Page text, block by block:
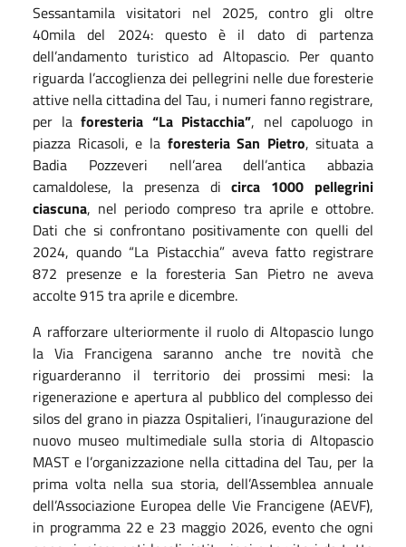
Sessantamila visitatori nel 2025, contro gli oltre
40mila del 2024: questo è il dato di partenza
dell’andamento turistico ad Altopascio. Per quanto
riguarda l’accoglienza dei pellegrini nelle due foresterie
attive nella cittadina del Tau, i numeri fanno registrare,
per laforesteria “La Pistacchia”, nel capoluogo in
piazza Ricasoli, e la foresteria San Pietro, situata a
Badia Pozzeveri nell’area dell’antica abbazia
camaldolese, la presenza dicirca 1000 pellegrini
ciascuna, nel periodo compreso tra aprile e ottobre.
Dati che si confrontano positivamente con quelli del
2024, quando “La Pistacchia” aveva fatto registrare
872 presenze e la foresteria San Pietro ne aveva
accolte 915 tra aprile e dicembre.
A rafforzare ulteriormente il ruolo di Altopascio lungo
la Via Francigena saranno anche tre novità che
riguarderanno il territorio dei prossimi mesi: la
rigenerazione e apertura al pubblico del complesso dei
silos del grano in piazza Ospitalieri, l’inaugurazione del
nuovo museo multimediale sulla storia di Altopascio
MAST e l’organizzazione nella cittadina del Tau, per la
prima volta nella sua storia, dell’Assemblea annuale
dell’Associazione Europea delle Vie Francigene (AEVF),
in programma 22 e 23 maggio 2026, evento che ogni